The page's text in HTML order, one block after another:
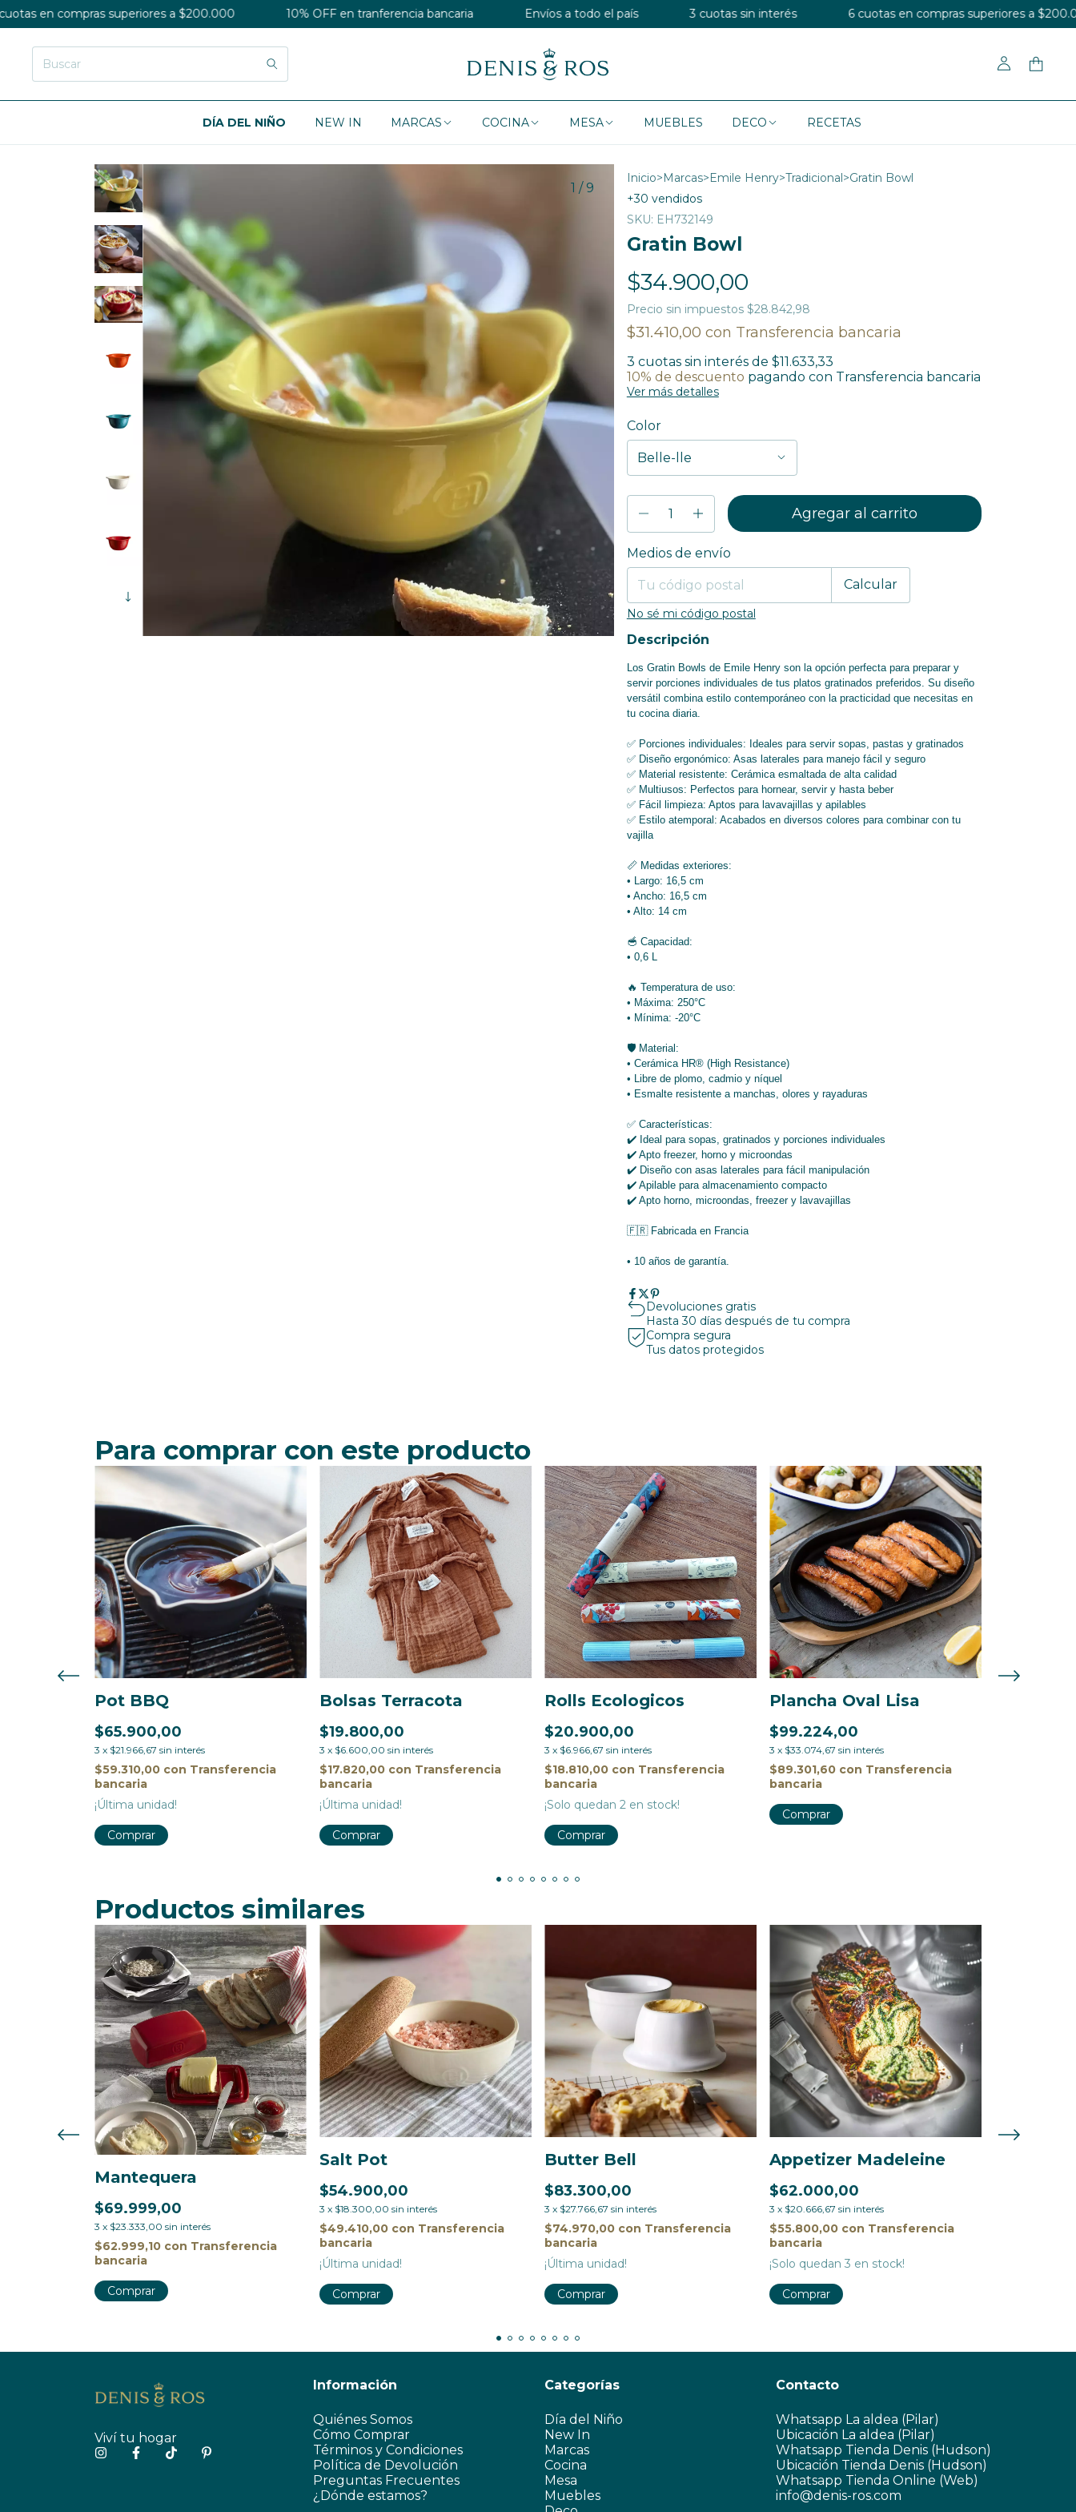
superiores a $200.000 10% OFF en tranferencia bancaria Envíos a todo el país 3 cuotas sin interés 6 cuotas en compras superiores a $200.000
DÍA DEL NIÑO NEW IN MARCAS COCINA MESA MUEBLES DECO RECETAS
1 / 9
Inicio>Marcas>Emile Henry>Tradicional>Gratin Bowl
+30 vendidos
SKU: EH732149
Gratin Bowl
$34.900,00
Precio sin impuestos $28.842,98
$31.410,00 con Transferencia bancaria
3 cuotas sin interés de $11.633,33
10% de descuento pagando con Transferencia bancaria
Ver más detalles
Color
Entregas para el CP:
Medios de envío
Calcular
No sé mi código postal
Descripción
Los Gratin Bowls de Emile Henry son la opción perfecta para preparar y
servir porciones individuales de tus platos gratinados preferidos. Su diseño
versátil combina estilo contemporáneo con la practicidad que necesitas en
tu cocina diaria.
✅ Porciones individuales: Ideales para servir sopas, pastas y gratinados
✅ Diseño ergonómico: Asas laterales para manejo fácil y seguro
✅ Material resistente: Cerámica esmaltada de alta calidad
✅ Multiusos: Perfectos para hornear, servir y hasta beber
✅ Fácil limpieza: Aptos para lavavajillas y apilables
✅ Estilo atemporal: Acabados en diversos colores para combinar con tu
vajilla
📏 Medidas exteriores:
• Largo: 16,5 cm
• Ancho: 16,5 cm
• Alto: 14 cm
🥣 Capacidad:
• 0,6 L
🔥 Temperatura de uso:
• Máxima: 250°C
• Mínima: -20°C
🛡️ Material:
• Cerámica HR® (High Resistance)
• Libre de plomo, cadmio y níquel
• Esmalte resistente a manchas, olores y rayaduras
✅ Características:
✔️ Ideal para sopas, gratinados y porciones individuales
✔️ Apto freezer, horno y microondas
✔️ Diseño con asas laterales para fácil manipulación
✔️ Apilable para almacenamiento compacto
✔️ Apto horno, microondas, freezer y lavavajillas
🇫🇷 Fabricada en Francia
• 10 años de garantía.
Devoluciones gratis
Hasta 30 días después de tu compra
Compra segura
Tus datos protegidos
Para comprar con este producto
Pot BBQ
$65.900,00
3 x $21.966,67 sin interés
$59.310,00 con Transferencia
bancaria
¡Última unidad!
Bolsas Terracota
$19.800,00
3 x $6.600,00 sin interés
$17.820,00 con Transferencia
bancaria
¡Última unidad!
Rolls Ecologicos
$20.900,00
3 x $6.966,67 sin interés
$18.810,00 con Transferencia
bancaria
¡Solo quedan 2 en stock!
Comprar
Plancha Oval Lisa
$99.224,00
3 x $33.074,67 sin interés
$89.301,60 con Transferencia
bancaria
Productos similares
Mantequera
$69.999,00
3 x $23.333,00 sin interés
$62.999,10 con Transferencia
bancaria
Comprar
Salt Pot
$54.900,00
3 x $18.300,00 sin interés
$49.410,00 con Transferencia
bancaria
¡Última unidad!
Comprar
Butter Bell
$83.300,00
3 x $27.766,67 sin interés
$74.970,00 con Transferencia
bancaria
¡Última unidad!
Comprar
Appetizer Madeleine
$62.000,00
3 x $20.666,67 sin interés
$55.800,00 con Transferencia
bancaria
¡Solo quedan 3 en stock!
Comprar
Viví tu hogar
Información
Quiénes Somos
Cómo Comprar
Términos y Condiciones
Política de Devolución
Preguntas Frecuentes
¿Dónde estamos?
Categorías
Día del Niño
New In
Marcas
Cocina
Mesa
Muebles
Contacto
Whatsapp La aldea (Pilar)
Ubicación La aldea (Pilar)
Whatsapp Tienda Denis (Hudson)
Ubicación Tienda Denis (Hudson)
Whatsapp Tienda Online (Web)
info@denis-ros.com